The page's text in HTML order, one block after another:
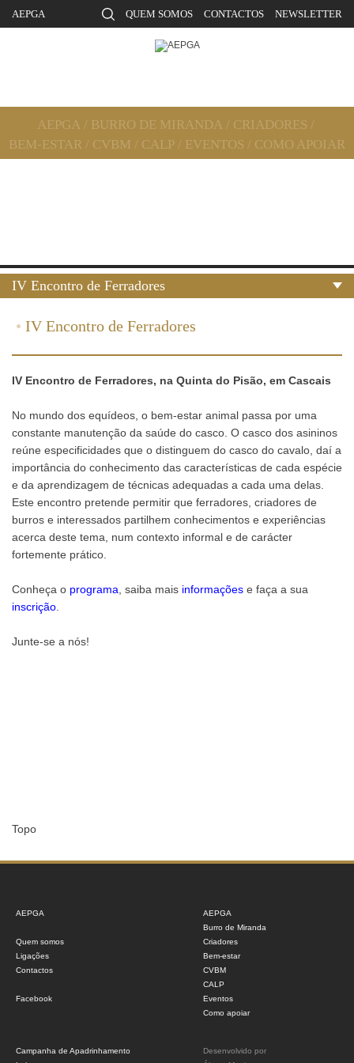
AEPGA QUEM SOMOS CONTACTOS NEWSLETTER
AEPGA / BURRO DE MIRANDA / CRIADORES /
BEM-ESTAR / CVBM / CALP / EVENTOS / COMO APOIAR
• IV Encontro de Ferradores
IV Encontro de Ferradores, na Quinta do Pisão, em Cascais
No mundo dos equídeos, o bem-estar animal passa por uma
constante manutenção da saúde do casco. O casco dos asininos
reúne especificidades que o distinguem do casco do cavalo, daí a
importância do conhecimento das características de cada espécie
e da aprendizagem de técnicas adequadas a cada uma delas.
Este encontro pretende permitir que ferradores, criadores de
burros e interessados partilhem conhecimentos e experiências
acerca deste tema, num contexto informal e de carácter
fortemente prático.
Conheça o programa , saiba mais informações e faça a sua
inscrição
Junte-se a nós!
Topo
IV Encontro de Ferradores
AEPGA
Quem somos
Ligações
Contactos
Facebook
AEPGA
Burro de Miranda
Criadores
Bem-estar
CVBM
CALP
Eventos
Como apoiar
Campanha de Apadrinhamento
Desenvolvido por